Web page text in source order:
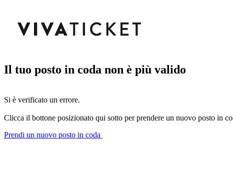
Il tuo posto in coda non è più valido
Si è verificato un errore.
Clicca il bottone posizionato qui sotto per prendere un nuovo posto in
Prendi un nuovo posto in coda